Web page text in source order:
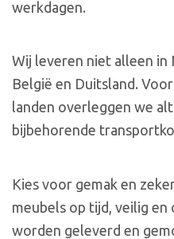
werkdagen.
Wij leveren niet alleen in
België en Duitsland.
landen overleggen we
bijbehorende
Kies voor gemak en
meubels op tijd, veilig en
worden geleverd en